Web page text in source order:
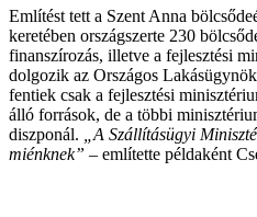
Említést tett a Szent Anna
keretében országszerte 230
finanszírozás, illetve a fejlesztési
dolgozik az Országos
fentiek csak a fejlesztési
álló források, de a többi
diszponál. „A Szállításügyi
miénknek” – említette példaként